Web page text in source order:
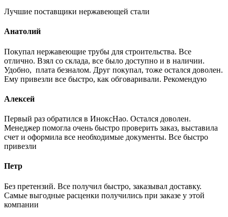
Лучшие поставщики нержавеющей стали
Анатолий
Покупал нержавеющие трубы для строительства. Все
отлично. Взял со склада, все было доступно и в наличии.
Удобно, плата безналом. Друг покупал, тоже остался доволен.
Ему привезли все быстро, как обговаривали. Рекомендую
Алексей
Первый раз обратился в ИноксНао. Остался доволен.
Менеджер помогла очень быстро проверить заказ, выставила
счет и оформила все необходимые документы. Все быстро
привезли
Петр
Без претензий. Все получил быстро, заказывал доставку.
Самые выгодные расценки получились при заказе у этой
компании